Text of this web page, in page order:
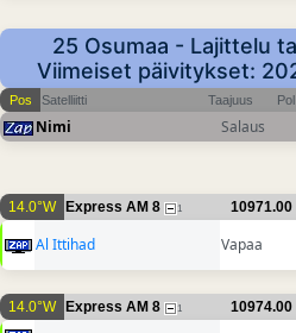
25 Osumaa - Lajittelu
Viimeiset päivitykset:
Pos Satelliitti Taajuus Pol
Nimi Salaus
14.0°W Express AM 8 1 10971.00
Al Ittihad Vapaa
14.0°W Express AM 8 1 10974.00